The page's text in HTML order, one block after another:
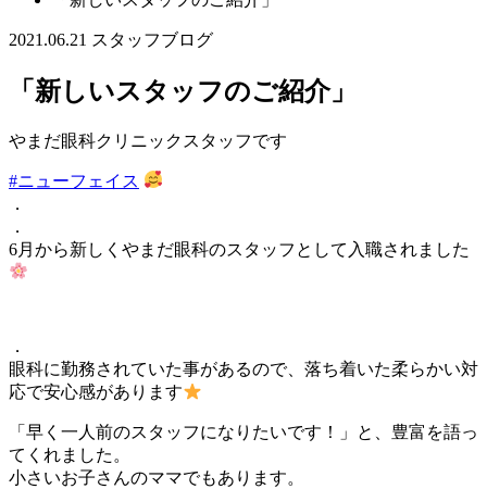
2021.06.21 スタッフブログ
「新しいスタッフのご紹介」
やまだ眼科クリニックスタッフです
#ニューフェイス
．
．
6月から新しくやまだ眼科のスタッフとして入職されました
．
眼科に勤務されていた事があるので、落ち着いた柔らかい対
応で安心感があります
「早く一人前のスタッフになりたいです！」と、豊富を語っ
てくれました。
小さいお子さんのママでもあります。